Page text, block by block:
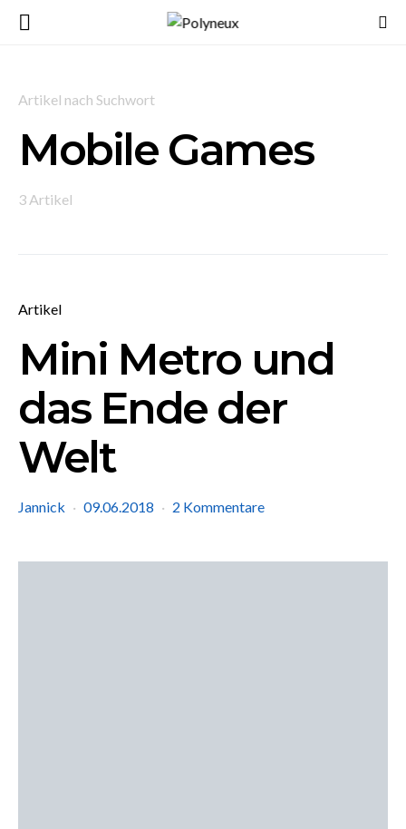
Artikel nach Suchwort
Mobile Games
3 Artikel
Artikel
Mini Metro und
das Ende der
Welt
Jannick 09.06.2018 2 Kommentare